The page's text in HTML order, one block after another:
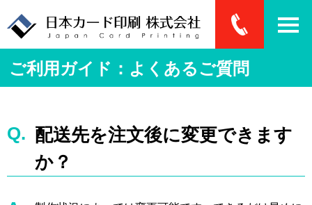
ご利用ガイド：よくあるご質問
配送先を注文後に変更できます
か？